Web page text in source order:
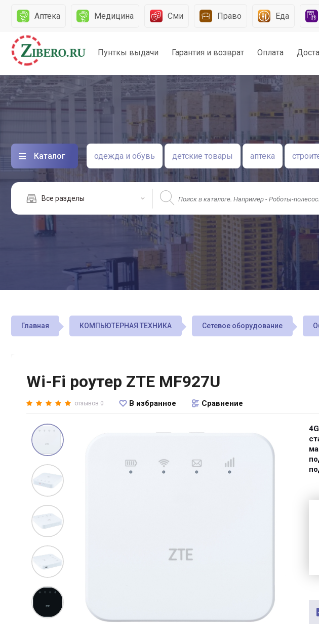
Аптека Медицина Сми Право Еда
Пунткы выдачи Гарантия и возврат Оплата
Каталог одежда и обувь детские товары аптека
Главная КОМПЬЮТЕРНАЯ ТЕХНИКА Сетевое оборудование
Wi-Fi роутер ZTE MF927U
отзывов 0 В избранное Сравнение